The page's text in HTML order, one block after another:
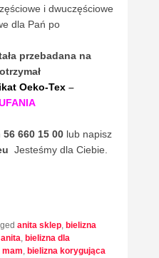
i dwuczęściowe
dla Pań po
przebadana na
Oeko-Tex –
56 660 15 00 lub napisz
Jesteśmy dla Ciebie.
anita sklep, bielizna
, bielizna dla
mam, bielizna korygująca